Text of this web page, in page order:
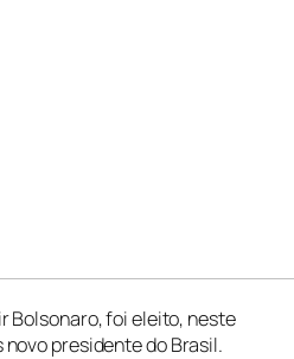
Bolsonaro, foi eleito, neste
presidente do Brasil.